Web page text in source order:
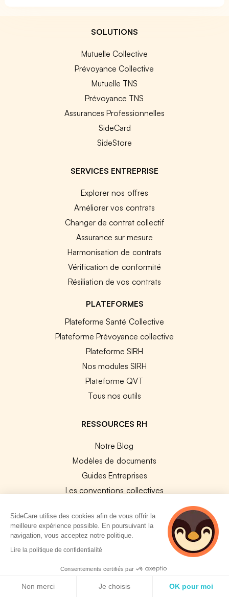
SOLUTIONS
Mutuelle Collective
Prévoyance Collective
Mutuelle TNS
Prévoyance TNS
Assurances Professionnelles
SideCard
SideStore
SERVICES ENTREPRISE
Explorer nos offres
Améliorer vos contrats
Changer de contrat collectif
Assurance sur mesure
Harmonisation de contrats
Vérification de conformité
Résiliation de vos contrats
PLATEFORMES
Plateforme Santé Collective
Plateforme Prévoyance collective
Plateforme SIRH
Nos modules SIRH
Plateforme QVT
Tous nos outils
RESSOURCES RH
Notre Blog
Modèles de documents
Guides Entreprises
Les conventions collectives
Base des métiers
Les assureurs partenaires
Le PMSS par année
Bureaux CPAM
SideCare utilise des cookies afin de vous offrir la
meilleure expérience possible. En poursuivant la
navigation, vous acceptez notre politique.
Lire la politique de confidentialité
Consentements certifiés par
Non merci Je choisis OK pour moi
2 personnes
consultent
actuellement cette